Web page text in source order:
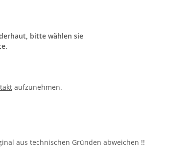
bitte wählen sie
aufzunehmen.
aus technischen Gründen abweichen !!